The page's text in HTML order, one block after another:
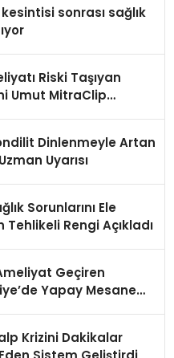
sonrası sağlık
Riski Taşıyan
Umut MitraClip
Dinlenmeyle Artan
Uyarısı
Sorunlarını Ele
Tehlikeli Rengi Açıkladı
Geçiren
Yapay Mesane
Krizini Dakikalar